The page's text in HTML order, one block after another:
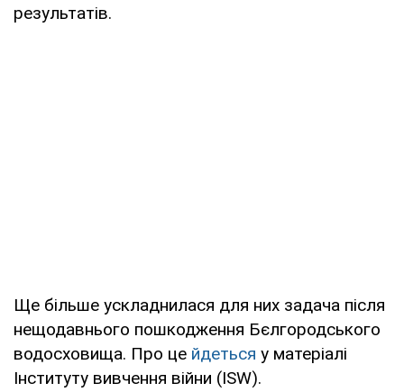
результатів.
Ще більше ускладнилася для них задача після
нещодавнього пошкодження Бєлгородського
водосховища. Про це йдеться у матеріалі
Інституту вивчення війни (ISW).